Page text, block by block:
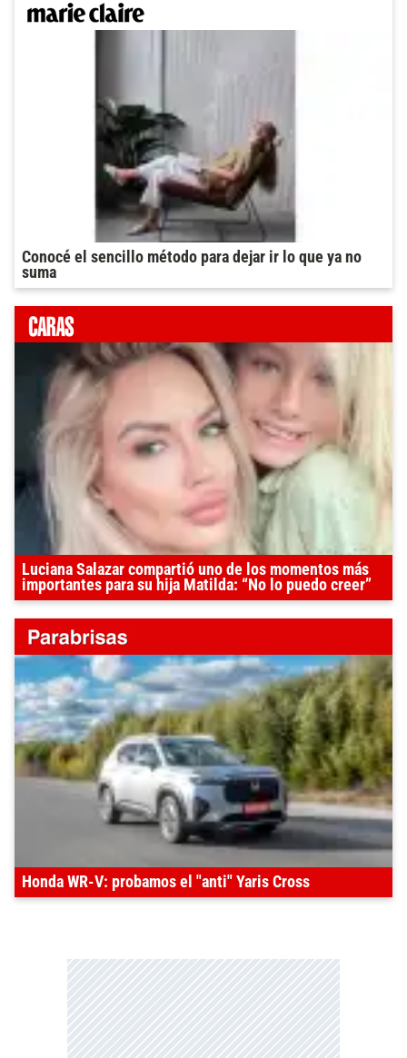
Conocé el sencillo método para dejar ir lo que ya no
suma
Luciana Salazar compartió uno de los momentos más
importantes para su hija Matilda: “No lo puedo creer”
Honda WR-V: probamos el "anti" Yaris Cross